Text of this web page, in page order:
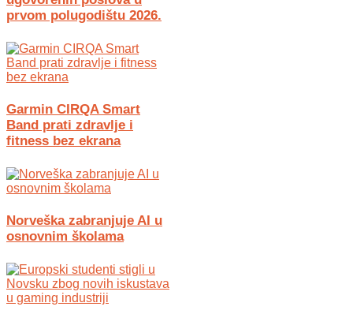
prvom polugodištu 2026.
Garmin CIRQA Smart
Band prati zdravlje i
fitness bez ekrana
Norveška zabranjuje AI u
osnovnim školama